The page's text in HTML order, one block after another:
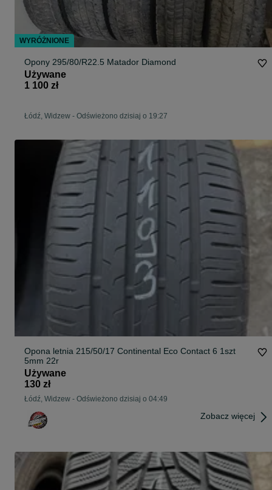
Opony 295/80/R22.5 Matador Diamond
Używane
1 100 zł
Łódź, Widzew - Odświeżono dzisiaj o 19:27
Opona letnia 215/50/17 Continental Eco Contact 6 1szt
5mm 22r
Używane
130 zł
Łódź, Widzew - Odświeżono dzisiaj o 04:49
Zobacz więcej
WYRÓŻNIONE